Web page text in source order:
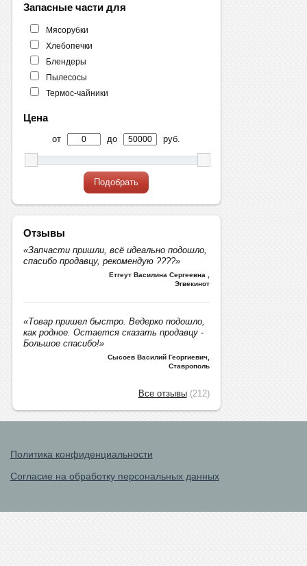
Запасные части для
Мясорубки
Хлебопечки
Блендеры
Пылесосы
Термос-чайники
Цена
от до руб.
Подобрать
Отзывы
«Запчасти пришли, всё идеально подошло,
спасибо продавцу, рекомендую ????»
Етгеут Василина Сергеевна
Эгвекинот
«Товар пришел быстро. Ведерко подошло,
как родное. Остается сказать продавцу -
Большое спасибо!»
Сысоев Василий Георгиевич,
Ставрополь
Все отзывы(212)
Политика конфиденциальности
Согласие на обработку персональных данных